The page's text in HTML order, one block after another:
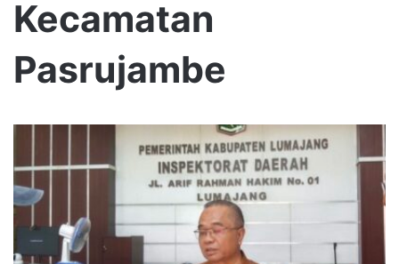
Kecamatan
Pasrujambe